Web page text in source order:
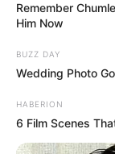
Remember
Him Now
BUZZ DAY
Wedding Photo
HABERION
6 Film Scenes